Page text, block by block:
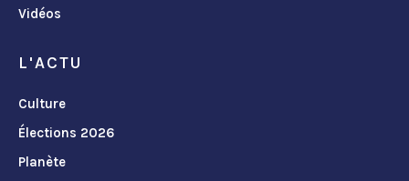
Vidéos
L'ACTU
Culture
Élections 2026
Planète